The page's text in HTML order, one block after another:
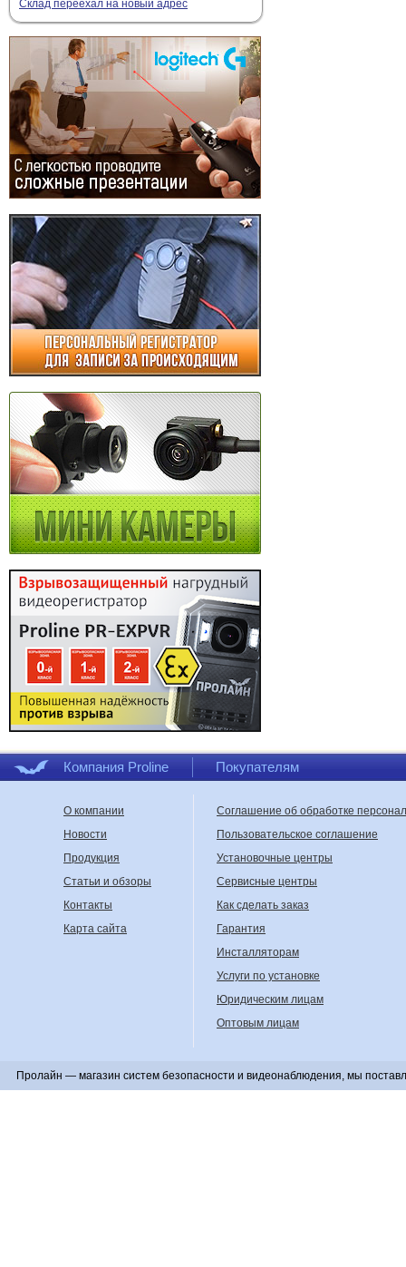
Склад переехал на новый адрес
Компания Proline Покупателям
О компании
Новости
Продукция
Статьи и обзоры
Контакты
Карта сайта
Соглашение об обработке
Пользовательское соглашение
Установочные центры
Сервисные центры
Как сделать заказ
Гарантия
Инсталляторам
Услуги по установке
Юридическим лицам
Оптовым лицам
Пролайн — магазин систем безопасности и видеонаблюдения, мы